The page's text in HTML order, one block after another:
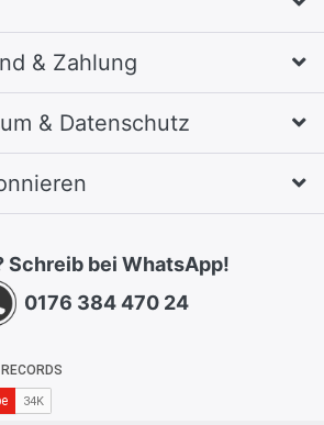
& Zahlung
& Datenschutz
Schreib bei WhatsApp!
0176 384 470 24